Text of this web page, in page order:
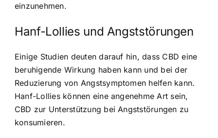
einzunehmen.
Hanf-Lollies und Angststörungen
Einige Studien deuten darauf hin, dass CBD eine
beruhigende Wirkung haben kann und bei der
Reduzierung von Angstsymptomen helfen kann.
Hanf-Lollies können eine angenehme Art sein,
CBD zur Unterstützung bei Angststörungen zu
konsumieren.